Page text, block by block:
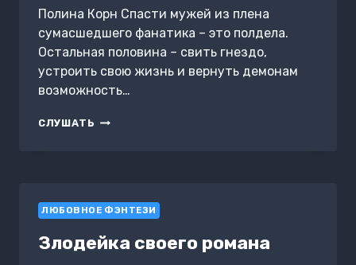
Полина Корн Спасти мужей из плена
сумасшедшего фанатика – это полдела.
Остальная половина – свить гнездо,
устроить свою жизнь и вернуть демонам
возможность…
СЛУШАТЬ ВОЗЛЮБЛЕННАЯ
ЛЮБОВНОЕ ФЭНТЕЗИ
Злодейка своего романа